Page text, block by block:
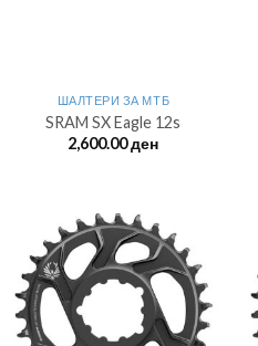
ШАЛТЕРИ ЗА МTБ
SRAM SX Eagle 12s
2,600.00ден